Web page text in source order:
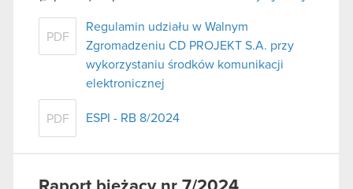
PDF
Regulamin udziału w Walnym
Zgromadzeniu CD PROJEKT S.A. przy
wykorzystaniu środków komunikacji
elektronicznej
PDF ESPI - RB 8/2024